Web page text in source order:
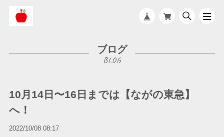
ブログ
10月14日〜16日までは【ながの東急】
へ！
2022/10/08 08:17